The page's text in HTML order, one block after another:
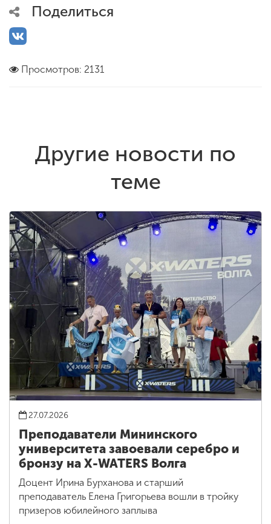
Поделиться
Просмотров: 2131
Другие новости по
теме
27.07.2026
Преподаватели Мининского
университета завоевали серебро и
бронзу на X-WATERS Волга
Доцент Ирина Бурханова и старший
преподаватель Елена Григорьева вошли в тройку
призеров юбилейного заплыва